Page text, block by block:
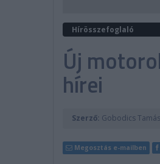
Hírösszefoglaló
Új
hírei
Szerző: Gobodics
Megosztás e-mailben